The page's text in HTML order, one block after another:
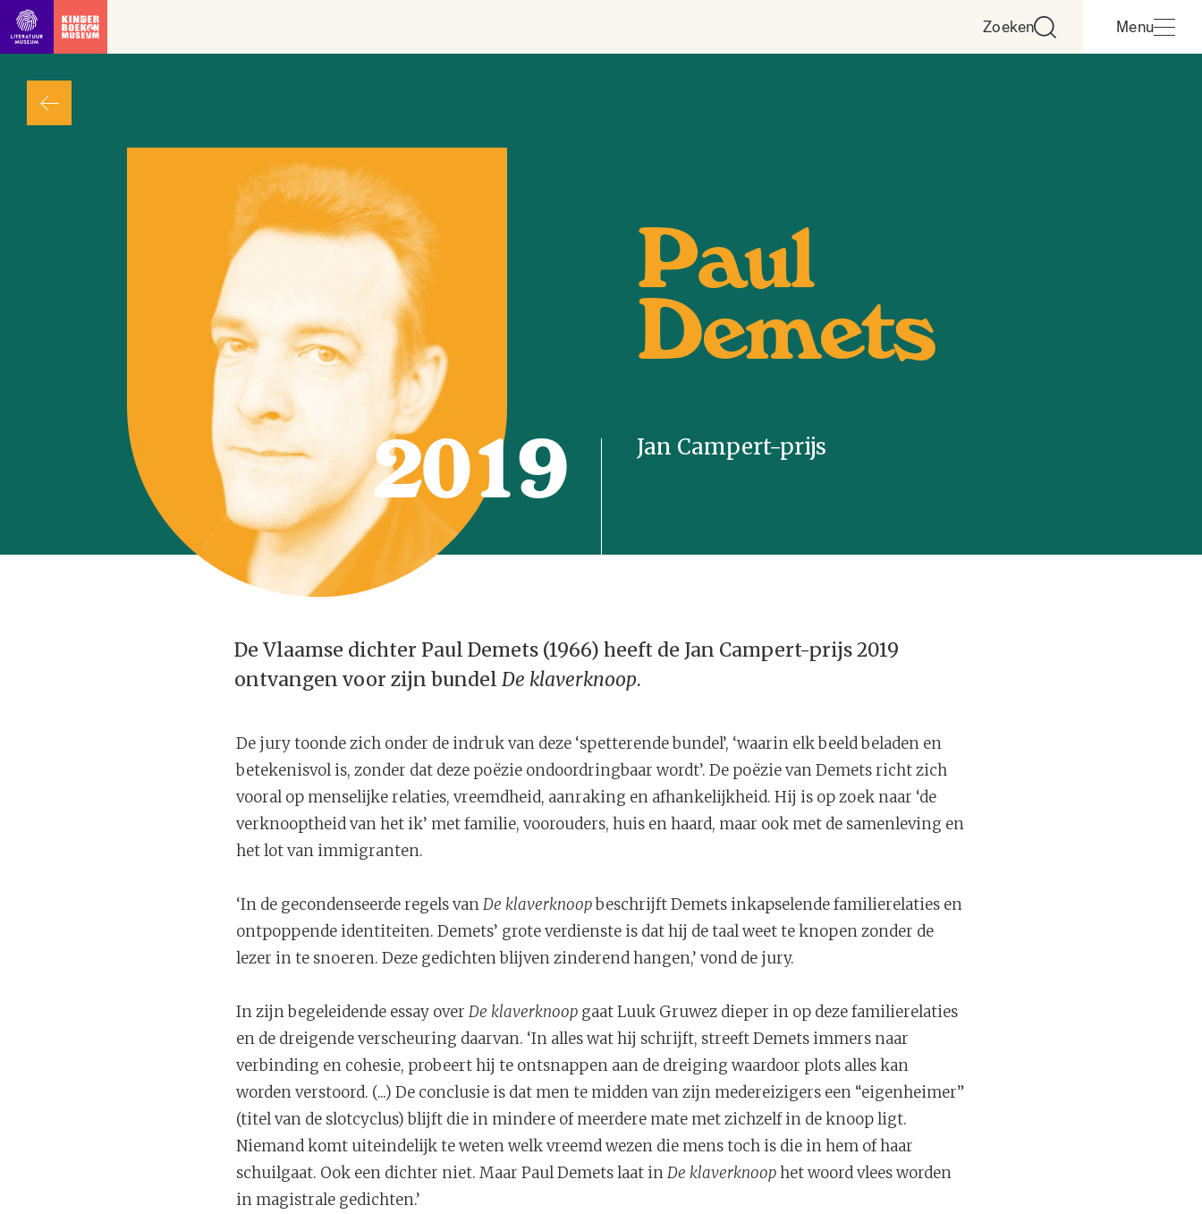
Ga direct naar inhoud Zoeken Menu
Paul
Demets
2019
Jan Campert-prijs
De Vlaamse dichter Paul Demets (1966) heeft de Jan Campert-prijs 2019
ontvangen voor zijn bundel De klaverknoop.
De jury toonde zich onder de indruk van deze ‘spetterende bundel’, ‘waarin elk beeld beladen en
betekenisvol is, zonder dat deze poëzie ondoordringbaar wordt’. De poëzie van Demets richt zich
vooral op menselijke relaties, vreemdheid, aanraking en afhankelijkheid. Hij is op zoek naar ‘de
verknooptheid van het ik’ met familie, voorouders, huis en haard, maar ook met de samenleving en
het lot van immigranten.
‘In de gecondenseerde regels vanDe klaverknoopbeschrijft Demets inkapselende familierelaties en
ontpoppende identiteiten. Demets’ grote verdienste is dat hij de taal weet te knopen zonder de
lezer in te snoeren. Deze gedichten blijven zinderend hangen,’ vond de jury.
In zijn begeleidende essay over De klaverknoopgaat Luuk Gruwez dieper in op deze familierelaties
en de dreigende verscheuring daarvan. ‘In alles wat hij schrijft, streeft Demets immers naar
verbinding en cohesie, probeert hij te ontsnappen aan de dreiging waardoor plots alles kan
worden verstoord. (...) De conclusie is dat men te midden van zijn medereizigers een “eigenheimer”
(titel van de slotcyclus) blijft die in mindere of meerdere mate met zichzelf in de knoop ligt.
Niemand komt uiteindelijk te weten welk vreemd wezen die mens toch is die in hem of haar
schuilgaat. Ook een dichter niet. Maar Paul Demets laat inDe klaverknoophet woord vlees worden
in magistrale gedichten.’